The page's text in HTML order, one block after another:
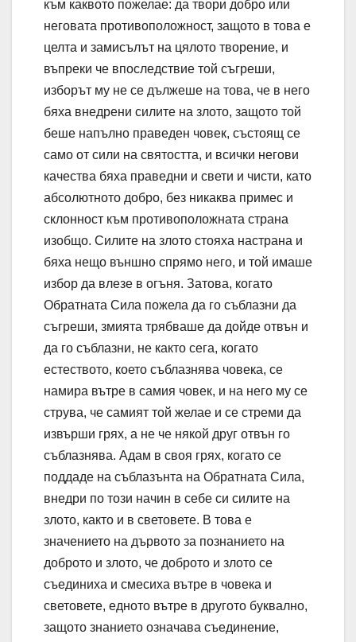
към каквото пожелае: да твори добро или
неговата противоположност, защото в това е
целта и замисълът на цялото творение, и
въпреки че впоследствие той съгреши,
изборът му не се дължеше на това, че в него
бяха внедрени силите на злото, защото той
беше напълно праведен човек, състоящ се
само от сили на святостта, и всички негови
качества бяха праведни и свети и чисти, като
абсолютното добро, без никаква примес и
склонност към противоположната страна
изобщо. Силите на злото стояха настрана и
бяха нещо външно спрямо него, и той имаше
избор да влезе в огъня. Затова, когато
Обратната Сила пожела да го съблазни да
съгреши, змията трябваше да дойде отвън и
да го съблазни, не както сега, когато
естеството, което съблазнява човека, се
намира вътре в самия човек, и на него му се
струва, че самият той желае и се стреми да
извърши грях, а не че някой друг отвън го
съблазнява. Адам в своя грях, когато се
поддаде на съблазънта на Обратната Сила,
внедри по този начин в себе си силите на
злото, както и в световете. В това е
значението на дървото за познанието на
доброто и злото, че доброто и злото се
съединиха и смесиха вътре в човека и
световете, едното вътре в другото буквално,
защото знанието означава съединение,